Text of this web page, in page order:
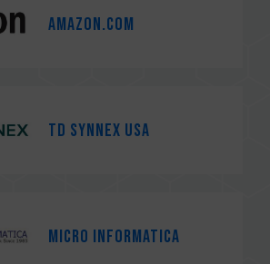
Amazon.com
TD Synnex USA
Micro Informatica